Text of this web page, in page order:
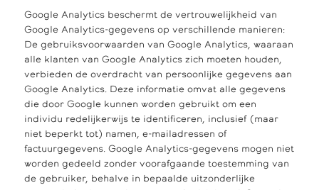
Google Analytics beschermt de vertrouwelijkheid van
Google Analytics-gegevens op verschillende manieren:
De gebruiksvoorwaarden van Google Analytics, waaraan
alle klanten van Google Analytics zich moeten houden,
verbieden de overdracht van persoonlijke gegevens aan
Google Analytics. Deze informatie omvat alle gegevens
die door Google kunnen worden gebruikt om een
individu redelijkerwijs te identificeren, inclusief (maar
niet beperkt tot) namen, e-mailadressen of
factuurgegevens. Google Analytics-gegevens mogen niet
worden gedeeld zonder voorafgaande toestemming van
de gebruiker, behalve in bepaalde uitzonderlijke